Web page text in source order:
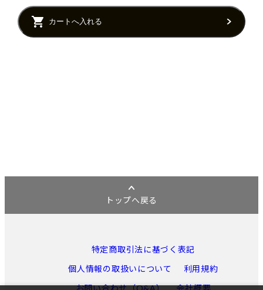
カートへ入れる
トップへ戻る
特定商取引法に基づく表記
個人情報の取扱いについて
利用規約
お問い合わせ（Q&A）
会社概要